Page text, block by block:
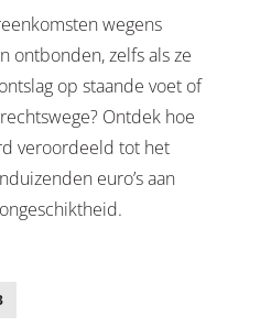
wegens
ontbonden, zelfs als ze
op staande voet of
Ontdek hoe
veroordeeld tot het
euro’s aan